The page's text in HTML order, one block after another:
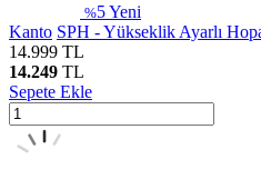
%5Yeni
Kanto SPH - Yükseklik Ayarlı
14.999 TL
14.249 TL
Sepete Ekle